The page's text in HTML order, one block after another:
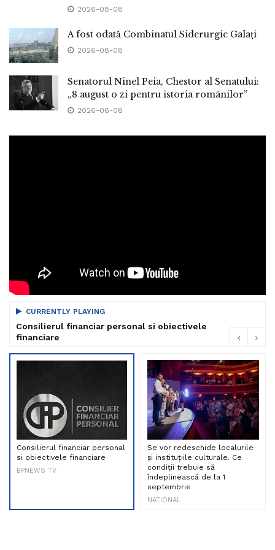
2026-08-08
A fost odată Combinatul Siderurgic Galați
2026-08-08
Senatorul Ninel Peia, Chestor al Senatului:
„8 august o zi pentru istoria românilor”
2026-08-08
CURRENTLY PLAYING
Consilierul financiar personal si obiectivele
financiare
Consilierul financiar personal
si obiectivele financiare
BPNEWS TV
Se vor redeschide localurile
și instituțiile culturale. Ce
condiții trebuie să
îndeplinească de la 1
septembrie
NATIONAL